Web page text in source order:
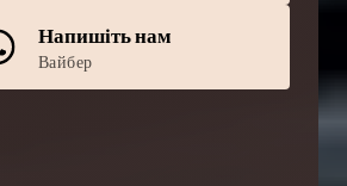
Напишіть нам
Вайбер